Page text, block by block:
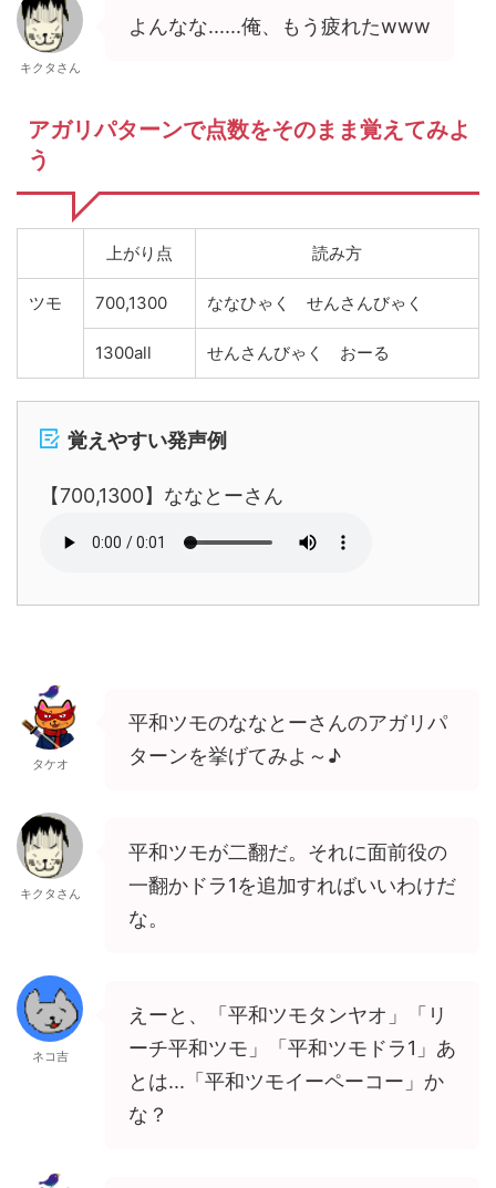
キクタさん
よんなな......俺、もう疲れたwww
アガリパターンで点数をそのまま覚えてみよ
う
上がり点 読み方
ツモ 700,1300 ななひゃく せんさんびゃく
1300all せんさんびゃく おーる
覚えやすい発声例
【700,1300】ななとーさん
タケオ
平和ツモのななとーさんのアガリパ
ターンを挙げてみよ～♪
キクタさん
平和ツモが二翻だ。それに面前役の
一翻かドラ1を追加すればいいわけだ
な。
ネコ吉
えーと、「平和ツモタンヤオ」「リ
ーチ平和ツモ」「平和ツモドラ1」あ
とは...「平和ツモイーペーコー」か
な？